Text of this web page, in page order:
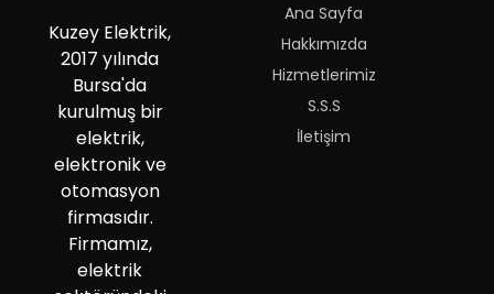
Kuzey Elektrik,
2017 yılında
Bursa'da
kurulmuş bir
elektrik,
elektronik ve
otomasyon
firmasıdır.
Firmamız,
elektrik
Ana Sayfa
Hakkımızda
Hizmetlerimiz
S.S.S
İletişim